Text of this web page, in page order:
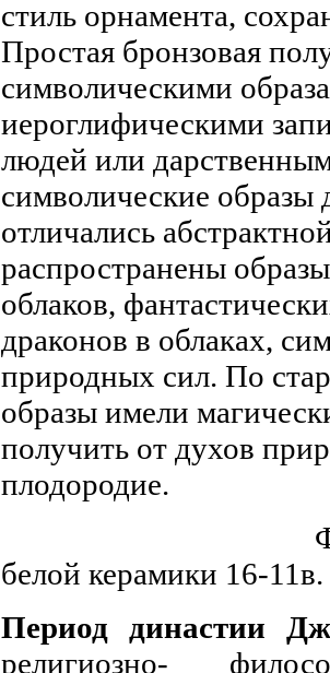
стиль орнамента,
Простая бронзовая
символическими
иероглифическими
людей или
символические образы
отличались
распространены
облаков,
драконов в облаках,
природных сил. По
образы имели
получить от духов
плодородие.
белой керамики 16-
Период династии
религиозно-